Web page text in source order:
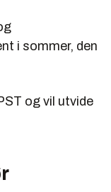
i sommer, den
og vil utvide